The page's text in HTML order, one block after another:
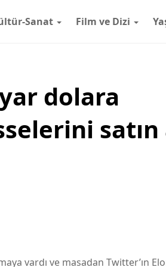
Sanat Film ve Dizi
dolara
satın
vardı ve masadan Twitter’ın